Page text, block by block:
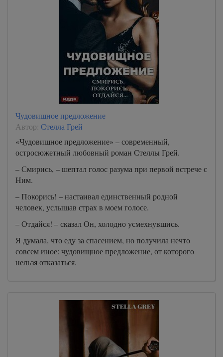
Чудовищное предложение
Автор: Стелла Грей
«Чудовищное предложение» – современный,
остросюжетный любовный роман Стеллы Грей.
– Смирись, – шептал голос разума при первой встрече с
Ним.
– Покорись! – настаивал единственный родной
человек, услышав страх в моем голосе.
– Отдайся! – сказал Он, холодно усмехнувшись.
Я думала, что еду за спасением, но получила нечто
совсем иное: чудовищное предложение, от которого
нельзя отказаться.